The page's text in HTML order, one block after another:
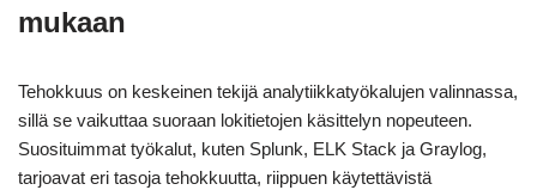
mukaan
Tehokkuus on keskeinen tekijä analytiikkatyökalujen valinnassa,
sillä se vaikuttaa suoraan lokitietojen käsittelyn nopeuteen.
Suosituimmat työkalut, kuten Splunk, ELK Stack ja Graylog,
tarjoavat eri tasoja tehokkuutta, riippuen käytettävistä